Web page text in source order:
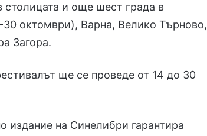
столицата и още шест града в
30 октомври), Варна, Велико Търновo,
Загора.
ще се проведе от 14 до 30
издание на Синелибри гарантира